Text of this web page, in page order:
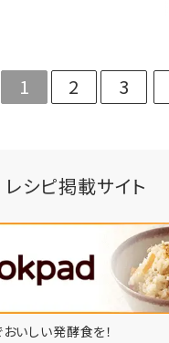
1 2 3
レシピ掲載サイト
いしい発酵食を！